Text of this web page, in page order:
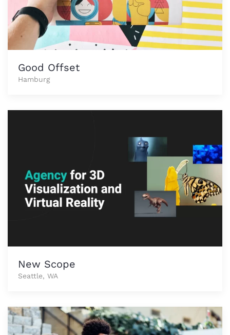
Good Offset
Hamburg
New Scope
Seattle, WA